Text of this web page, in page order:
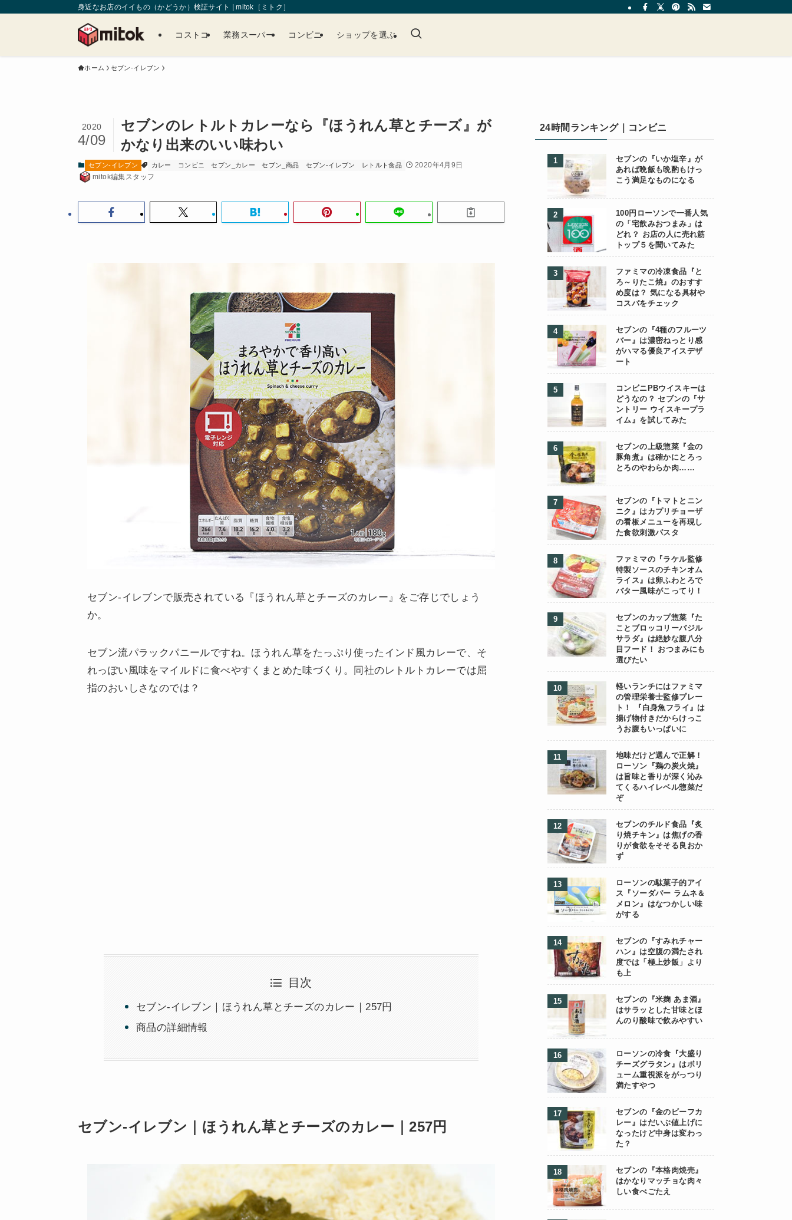
身近なお店のイイもの（かどうか）検証サイト | mitok［ミトク］
コストコ 業務スーパー コンビニ ショップを選ぶ
ホーム セブン-イレブン
セブンのレトルトカレーなら『ほうれん草とチーズ』が
かなり出来のいい味わい
2020
4/09
セブン-イレブン カレー コンビニ セブン_カレー セブン_商品 セブン-イレブン レトルト食品
2020年4月9日
mitok編集スタッフ
セブン-イレブンで販売されている『ほうれん草とチーズのカレー』をご存じでしょう
か。
セブン流パラックパニールですね。ほうれん草をたっぷり使ったインド風カレーで、そ
れっぽい風味をマイルドに食べやすくまとめた味づくり。同社のレトルトカレーでは屈
指のおいしさなのでは？
目次
セブン-イレブン｜ほうれん草とチーズのカレー｜257円
商品の詳細情報
セブン-イレブン｜ほうれん草とチーズのカレー｜257円
24時間ランキング｜コンビニ
セブンの『いか塩辛』が
あれば晩飯も晩酌もけっ
こう満足なものになる
100円ローソンで一番人気
の「宅飲みおつまみ」は
どれ？ お店の人に売れ筋
トップ５を聞いてみた
ファミマの冷凍食品『と
ろ～りたこ焼』のおすす
め度は？ 気になる具材や
コスパをチェック
セブンの『4種のフルーツ
バー』は濃密ねっとり感
がハマる優良アイスデザ
ート
コンビニPBウイスキーは
どうなの？ セブンの『サ
ントリー ウイスキープラ
イム』を試してみた
セブンの上級惣菜『金の
豚角煮』は確かにとろっ
とろのやわらか肉……
セブンの『トマトとニン
ニク』はカプリチョーザ
の看板メニューを再現し
た食欲刺激パスタ
ファミマの『ラケル監修
特製ソースのチキンオム
ライス』は卵ふわとろで
バター風味がこってり！
セブンのカップ惣菜『た
ことブロッコリーバジル
サラダ』は絶妙な腹八分
目フード！ おつまみにも
選びたい
軽いランチにはファミマ
の管理栄養士監修プレー
ト！ 『白身魚フライ』は
揚げ物付きだからけっこ
うお腹もいっぱいに
地味だけど選んで正解！
ローソン『鶏の炭火焼』
は旨味と香りが深く沁み
てくるハイレベル惣菜だ
ぞ
セブンのチルド食品『炙
り焼チキン』は焦げの香
りが食欲をそそる良おか
ず
ローソンの駄菓子的アイ
ス『ソーダバー ラムネ＆
メロン』はなつかしい味
がする
セブンの『すみれチャー
ハン』は空腹の満たされ
度では「極上炒飯」より
も上
セブンの『米麹 あま酒』
はサラッとした甘味とほ
んのり酸味で飲みやすい
ローソンの冷食『大盛り
チーズグラタン』はボリ
ューム重視派をがっつり
満たすやつ
セブンの『金のビーフカ
レー』はだいぶ値上げに
なったけど中身は変わっ
た？
セブンの『本格肉焼売』
はかなりマッチョな肉々
しい食べごたえ